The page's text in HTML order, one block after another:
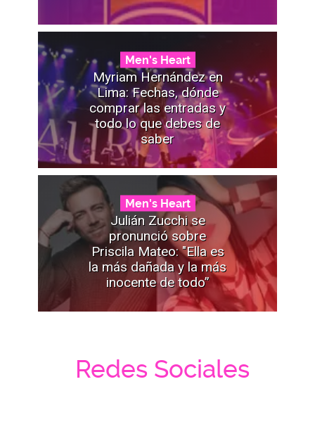
Men's Heart
Myriam Hernández en
Lima: Fechas, dónde
comprar las entradas y
todo lo que debes de
saber
Men's Heart
Julián Zucchi se
pronunció sobre
Priscila Mateo: "Ella es
la más dañada y la más
inocente de todo”
Redes Sociales